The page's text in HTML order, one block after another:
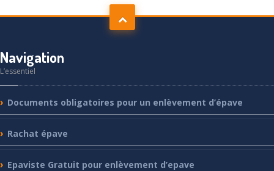
Navigation
L’essentiel
Documents obligatoires pour un enlèvement d’épave
Rachat épave
Epaviste Gratuit pour enlèvement d’epave